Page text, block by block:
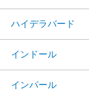
ハイデラバード
インドール
インパール